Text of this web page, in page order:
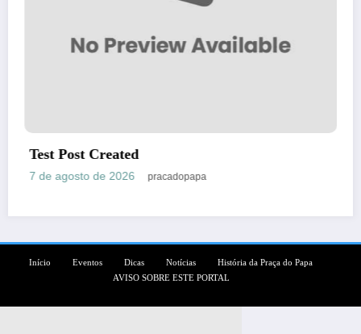
Пин Ап Казино Официальный Сайт
в Онлайн Казино Pin Up
Dicas Notícias
História da Praça do Papa